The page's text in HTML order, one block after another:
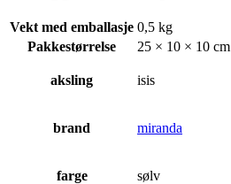
Vekt med emballasje 0,5 kg
Pakkestørrelse
25 × 10 × 10 cm
aksling isis
brand miranda
farge sølv